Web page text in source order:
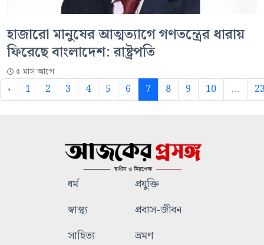
হাজারো মানুষের আত্মত্যাগে গণতন্ত্রের ধারায়
ফিরেছে বাংলাদেশ: রাষ্ট্রপতি
৫ মাস আগে
‹ 1 2 3 4 5 6 7 8 9 10 ...
ধর্ম
প্রযুক্তি
স্বাস্থ্য
প্রবাস-জীবন
সাহিত্য
ভ্রমণ